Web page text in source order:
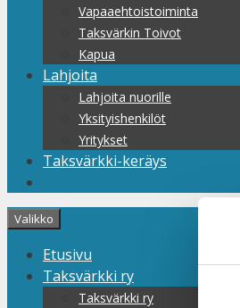
Vapaaehtoistoiminta
Taksvärkin Toivot
Kapua
Lahjoita
Lahjoita nuorille
Yksityishenkilöt
Yritykset
Taksvärkki-keräys
Valikko
Etusivu
Taksvärkki ry
Taksvärkki ry